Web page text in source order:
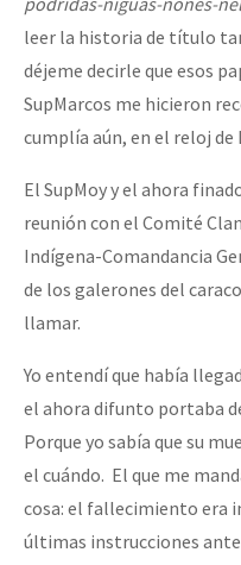
leer la historia de título
déjeme decirle que esos
SupMarcos me hicieron
cumplía aún, en el reloj de
El SupMoy y el ahora
reunión con el Comité
Indígena-Comandancia
de los galerones del
llamar.
Yo entendí que había
el ahora difunto portaba
Porque yo sabía que su
el cuándo. El que me
cosa: el fallecimiento era
últimas instrucciones